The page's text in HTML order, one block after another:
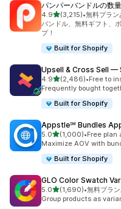
パンパーバンドルの数
4.95つ星中
(3,215)
合計レビュー数：3215件
•無料プラン
バンドル、無料ギフト、
プ！
Built for Shopify
Upsell & Cross Sell —
4.95つ星中
(2,486)
合計レビュー数：2486件
•Free to
Frequently bought
Built for Shopify
Appstle℠ Bundles
5.05つ星中
(1,000)
合計レビュー数：1000件
•Free plan
Maximize AOV with
Built for Shopify
GLO Color Swatch
5.05つ星中
(1,690)
合計レビュー数：1690件
•無料プラン
Group products as